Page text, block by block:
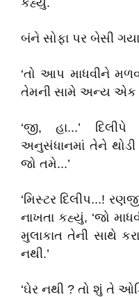
કહ્યું.
બંને સોફા પર બેસી
‘તો આપ માધવીને
તેમની સામે અન્ય એક
‘જી, હા...’
અનુસંધાનમાં તેને
જો તમે...’
‘મિસ્ટર દિલીપ...!
નાખતા કહ્યું, ‘જો
મુલાકાત તેની સાથે
નથી.’
‘ઘેર નથી ? તો શું તે